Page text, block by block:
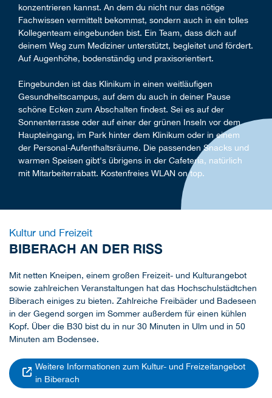
konzentrieren kannst. An dem du nicht nur das nötige
Fachwissen vermittelt bekommst, sondern auch in ein tolles
Kollegenteam eingebunden bist. Ein Team, dass dich auf
deinem Weg zum Mediziner unterstützt, begleitet und fördert.
Auf Augenhöhe, bodenständig und praxisorientiert.
Eingebunden ist das Klinikum in einen weitläufigen
Gesundheitscampus, auf dem du auch in deiner Pause
schöne Ecken zum Abschalten findest. Sei es auf der
Sonnenterrasse oder auf einer der grünen Inseln vor dem
Haupteingang, im Park hinter dem Klinikum oder in einem
der Personal-Aufenthaltsräume. Die passenden Snacks und
warmen Speisen gibt's übrigens in der Cafeteria, natürlich
mit Mitarbeiterrabatt. Kostenfreies WLAN on top.
Kultur und Freizeit
BIBERACH AN DER RISS
Mit netten Kneipen, einem großen Freizeit- und Kulturange­bot
sowie zahlreichen Veranstaltungen hat das Hochschul­städtchen
Biberach einiges zu bieten. Zahlreiche Freibä­der und Badeseen
in der Gegend sorgen im Sommer außerdem für einen kühlen
Kopf. Über die B30 bist du in nur 30 Minuten in Ulm und in 50
Minuten am Bodensee.
Weitere Informationen zum Kultur- und Freizeitangebot
in Biberach